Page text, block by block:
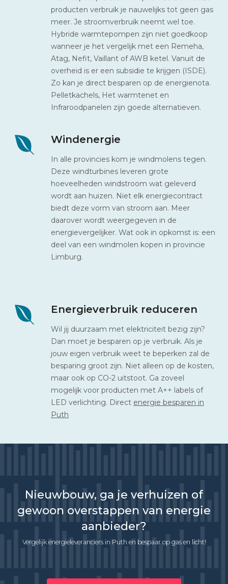
producten verbruik je nauwelijks tot geen gas
meer. Je stroomverbruik neemt wel toe.
Hybride warmtepompen zijn niet goedkoop
wanneer je het vergelijk met een Remeha,
Atag, Nefit, Vaillant of AWB ketel. Vanuit de
overheid is er een subsidie te krijgen (ISDE).
Zo kan je direct besparen op de energienota.
Pelletkachels, Het warmtenet en
Infraroodpanelen zijn goede alternatieven.
Windenergie
In alle provincies kom je windmolens tegen.
Deze windturbines leveren grote
hoeveelheden windstroom wat geleverd
wordt aan huizen. Niet elk energiecontract
biedt deze vorm van stroom aan. Meer
daarover wordt weergegeven in de
energievergelijker. Wat ook in opkomst is: een
deel van een windmolen kopen in provincie
Limburg.
Energieverbruik reduceren
Wil jij duurzaam met elektriciteit bezig zijn?
Dan moet je besparen op je verbruik. Als je
jouw eigen verbruik weet te beperken zal de
besparing groot zijn. Niet alleen op de kosten,
maar ook op CO-2 uitstoot. Ga zoveel
mogelijk voor producten met A++ labels of
LED verlichting. Direct energie besparen in
Puth
Nieuwbouw, ga je verhuizen of
gewoon overstappen van energie
aanbieder?
Vergelijk energieleveranciers in Puth en bespaar op gas en licht!